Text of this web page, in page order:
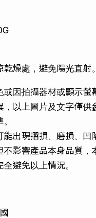
燥處，避免陽光直射。
或因拍攝器材或顯示螢
，以上圖片及文字僅供
能出現摺損、磨損、凹
不影響產品本身品質，
避免以上情況。